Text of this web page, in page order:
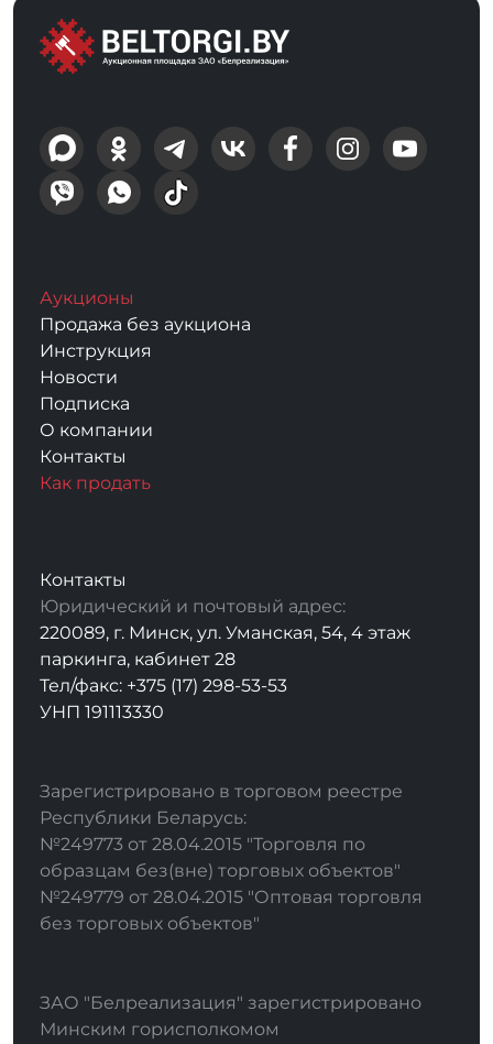
Аукционы
Продажа без аукциона
Инструкция
Новости
Подписка
О компании
Контакты
Как продать
Контакты
Юридический и почтовый адрес:
220089, г. Минск, ул. Уманская, 54, 4 этаж
паркинга, кабинет 28
Тел/факс: +375 (17) 298-53-53
УНП 191113330
Зарегистрировано в торговом реестре
Республики Беларусь:
№249773 от 28.04.2015 "Торговля по
образцам без(вне) торговых объектов"
№249779 от 28.04.2015 "Оптовая торговля
без торговых объектов"
ЗАО "Белреализация" зарегистрировано
Минским горисполкомом